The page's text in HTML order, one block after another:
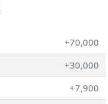
+70,000
+30,000
+7,900